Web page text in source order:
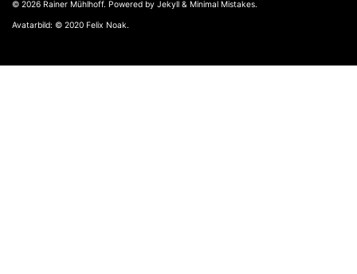
© 2026 Rainer Mühlhoff. Powered by Jekyll & Minimal Mistakes.
Avatarbild: © 2020 Felix Noak.